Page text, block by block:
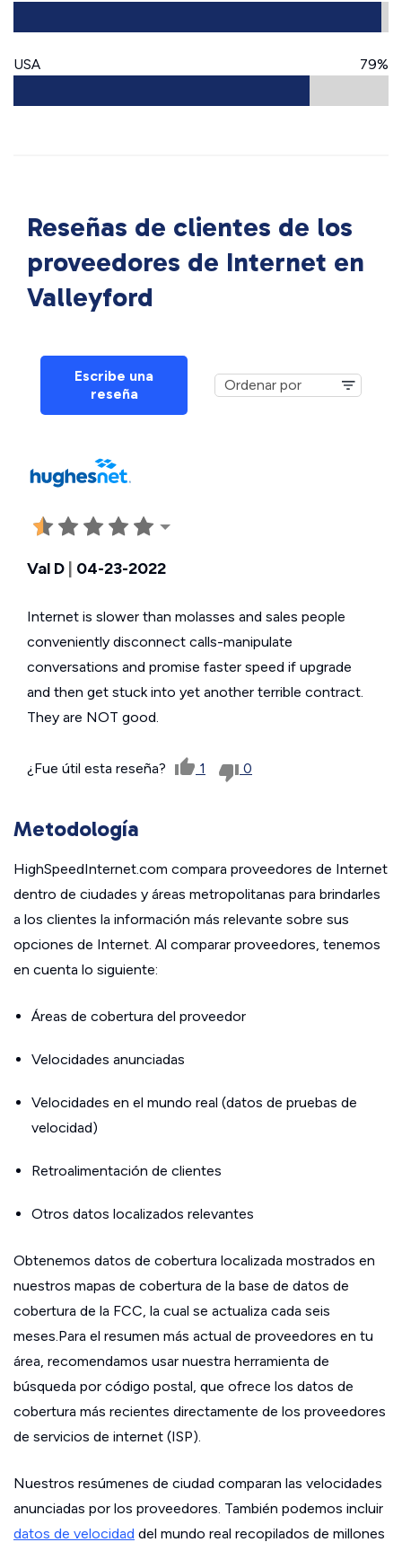
USA 79%
Reseñas de clientes de los
proveedores de Internet en
Valleyford
Escribe una
reseña
Val D 04-23-2022
Internet is slower than molasses and sales people
conveniently disconnect calls-manipulate
conversations and promise faster speed if upgrade
and then get stuck into yet another terrible contract.
They are NOT good.
¿Fue útil esta reseña? 1 0
Metodología
HighSpeedInternet.com compara proveedores de Internet
dentro de ciudades y áreas metropolitanas para brindarles
a los clientes la información más relevante sobre sus
opciones de Internet. Al comparar proveedores, tenemos
en cuenta lo siguiente:
Áreas de cobertura del proveedor
Velocidades anunciadas
Velocidades en el mundo real (datos de pruebas de
velocidad)
Retroalimentación de clientes
Otros datos localizados relevantes
Obtenemos datos de cobertura localizada mostrados en
nuestros mapas de cobertura de la base de datos de
cobertura de la FCC, la cual se actualiza cada seis
meses.Para el resumen más actual de proveedores en tu
área, recomendamos usar nuestra herramienta de
búsqueda por código postal, que ofrece los datos de
cobertura más recientes directamente de los proveedores
de servicios de internet (ISP).
Nuestros resúmenes de ciudad comparan las velocidades
anunciadas por los proveedores. También podemos incluir
datos de velocidad del mundo real recopilados de millones